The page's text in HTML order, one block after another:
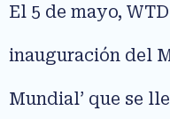
El 5 de mayo,
inauguración del
Mundial’ que se